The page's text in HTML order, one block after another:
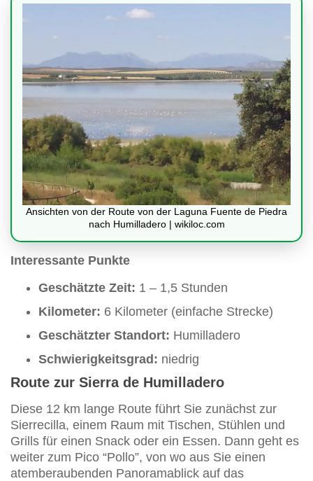
Ansichten von der Route von der Laguna Fuente de Piedra
nach Humilladero | wikiloc.com
Interessante Punkte
Geschätzte Zeit: 1 – 1,5 Stunden
Kilometer: 6 Kilometer (einfache Strecke)
Geschätzter Standort: Humilladero
Schwierigkeitsgrad: niedrig
Route zur Sierra de Humilladero
Diese 12 km lange Route führt Sie zunächst zur
Sierrecilla, einem Raum mit Tischen, Stühlen und
Grills für einen Snack oder ein Essen. Dann geht es
weiter zum Pico “Pollo”, von wo aus Sie einen
atemberaubenden Panoramablick auf das